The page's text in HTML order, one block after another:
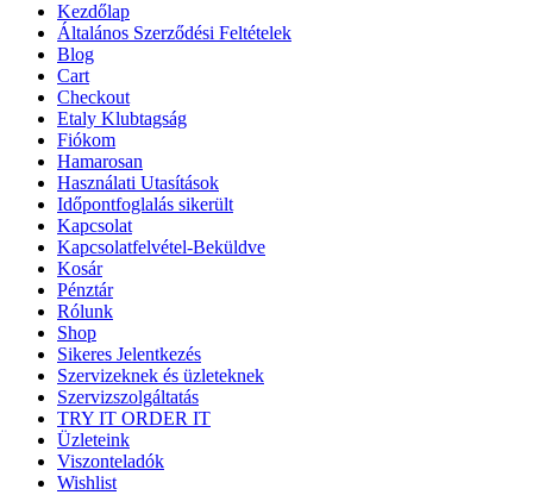
Kezdőlap
Általános Szerződési Feltételek
Blog
Cart
Checkout
Etaly Klubtagság
Fiókom
Hamarosan
Használati Utasítások
Időpontfoglalás sikerült
Kapcsolat
Kapcsolatfelvétel-Beküldve
Kosár
Pénztár
Rólunk
Shop
Sikeres Jelentkezés
Szervizeknek és üzleteknek
Szervizszolgáltatás
TRY IT ORDER IT
Üzleteink
Viszonteladók
Wishlist